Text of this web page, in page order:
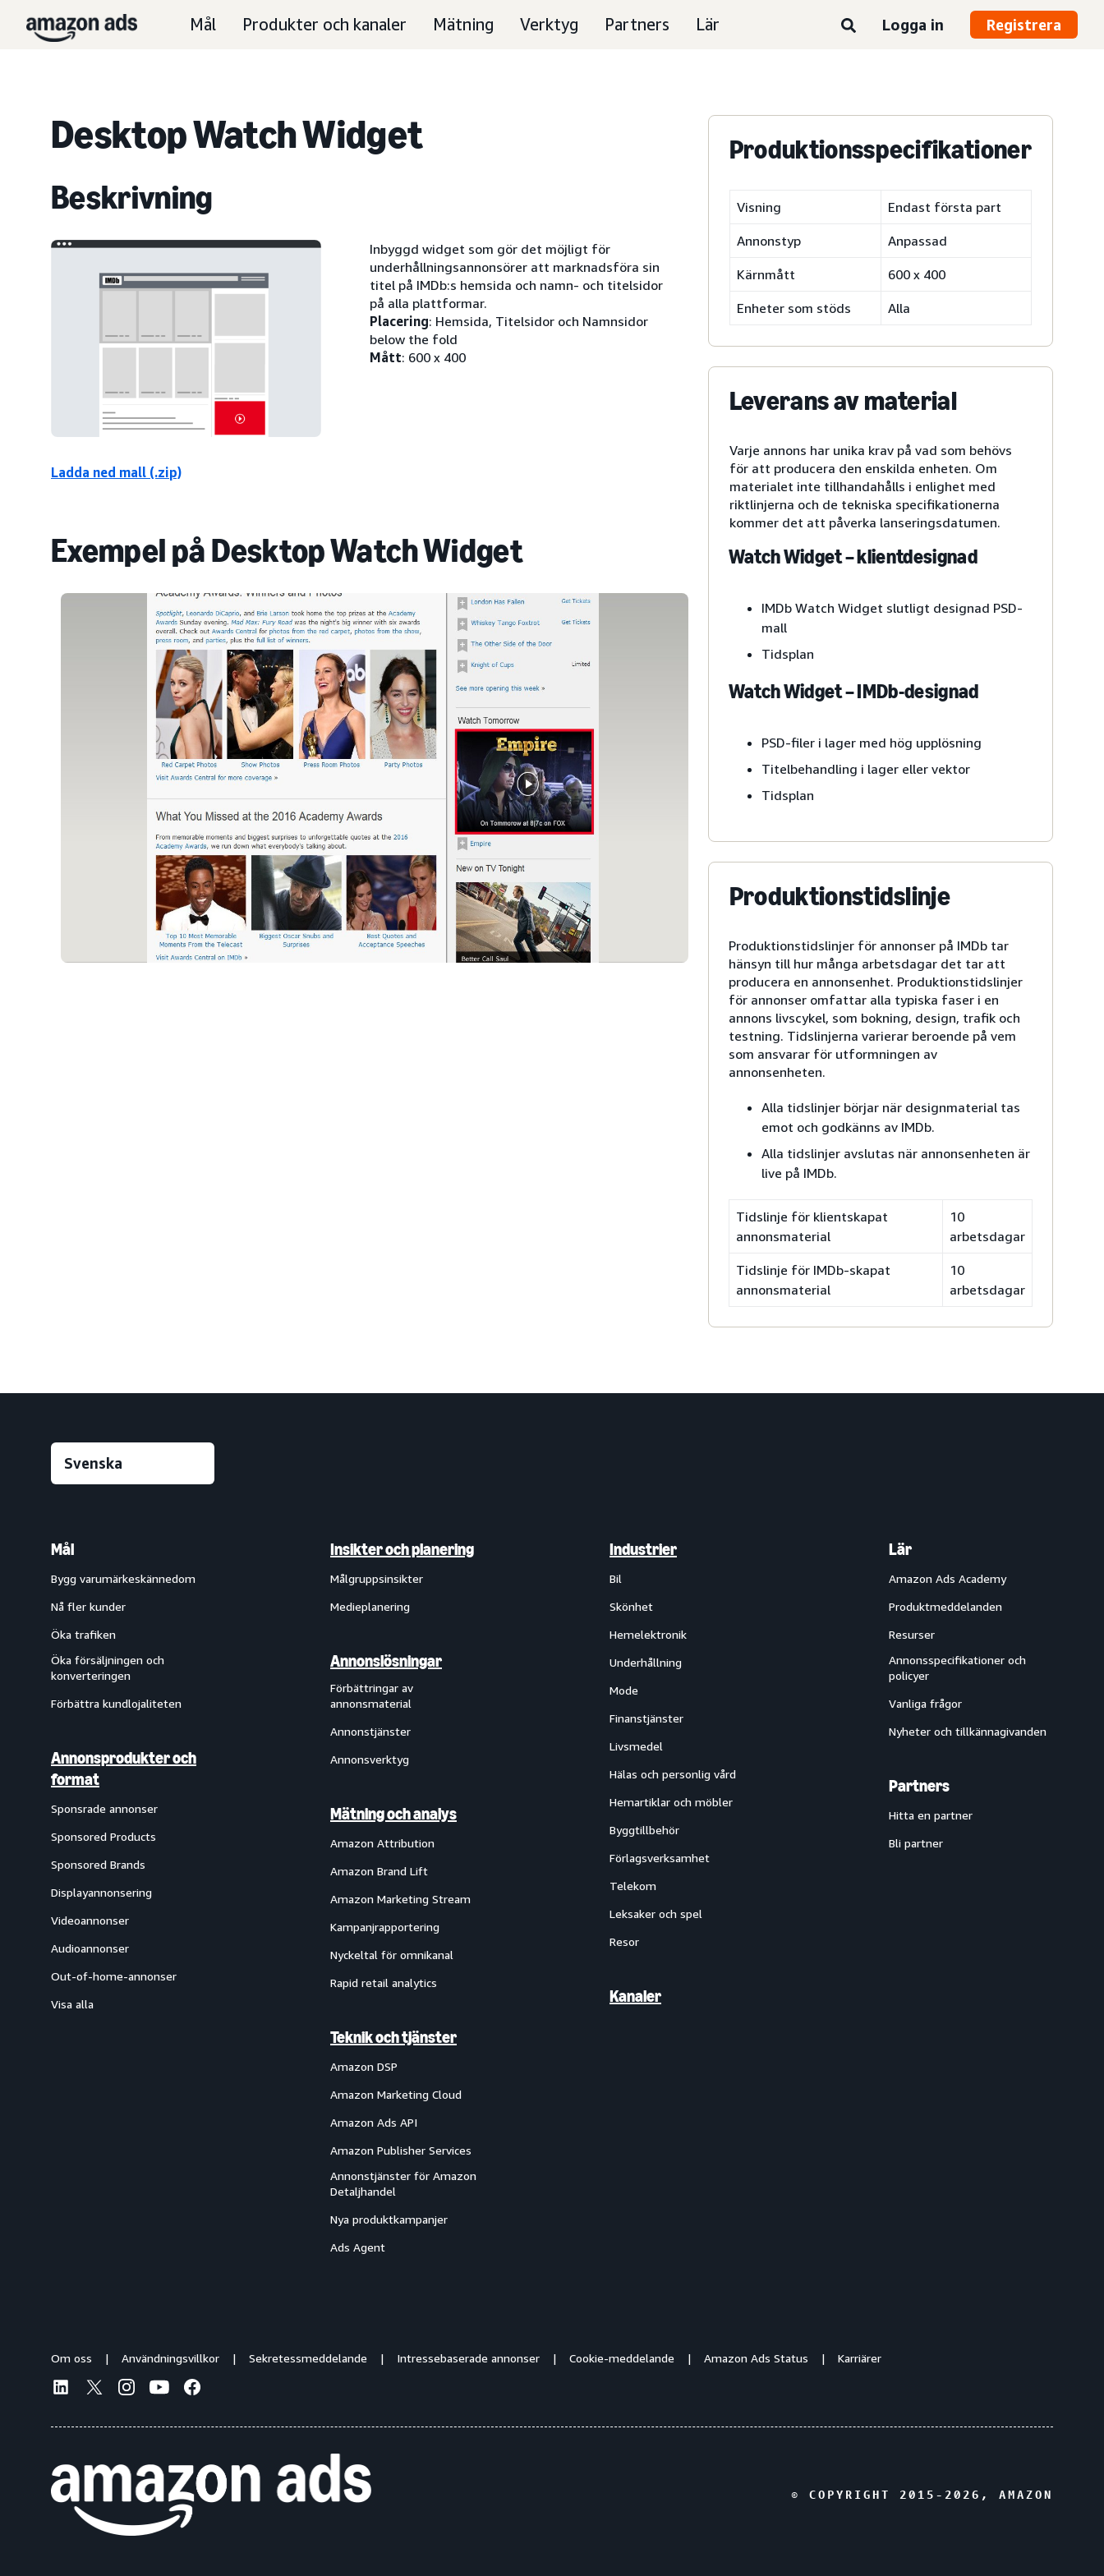
Mål Produkter och kanaler Mätning Verktyg Partners Lär Logga in Registrera
Desktop Watch Widget
Beskrivning
Ladda ned mall (.zip)
Inbyggd widget som gör det möjligt för
underhållningsannonsörer att marknadsföra sin
titel på IMDb:s hemsida och namn- och titelsidor
på alla plattformar.
Placering: Hemsida, Titelsidor och Namnsidor
below the fold
Mått: 600 x 400
Exempel på Desktop Watch Widget
Produktionsspecifikationer
Visning Endast första part
Annonstyp Anpassad
Kärnmått 600 x 400
Enheter som stöds Alla
Leverans av material
Varje annons har unika krav på vad som behövs
för att producera den enskilda enheten. Om
materialet inte tillhandahålls i enlighet med
riktlinjerna och de tekniska specifikationerna
kommer det att påverka lanseringsdatumen.
Watch Widget – klientdesignad
IMDb Watch Widget slutligt designad PSD-
mall
Tidsplan
Watch Widget – IMDb-designad
PSD-filer i lager med hög upplösning
Titelbehandling i lager eller vektor
Tidsplan
Produktionstidslinje
Produktionstidslinjer för annonser på IMDb tar
hänsyn till hur många arbetsdagar det tar att
producera en annonsenhet. Produktionstidslinjer
för annonser omfattar alla typiska faser i en
annons livscykel, som bokning, design, trafik och
testning. Tidslinjerna varierar beroende på vem
som ansvarar för utformningen av
annonsenheten.
Alla tidslinjer börjar när designmaterial tas
emot och godkänns av IMDb.
Alla tidslinjer avslutas när annonsenheten är
live på IMDb.
Tidslinje för klientskapat
annonsmaterial
10
arbetsdagar
Tidslinje för IMDb-skapat
annonsmaterial
10
arbetsdagar
Mål
Bygg varumärkeskännedom
Nå fler kunder
Öka trafiken
Öka försäljningen och
konverteringen
Förbättra kundlojaliteten
Annonsprodukter och
format
Sponsrade annonser
Sponsored Products
Sponsored Brands
Displayannonsering
Videoannonser
Audioannonser
Out-of-home-annonser
Visa alla
Insikter och planering
Målgruppsinsikter
Medieplanering
Annonslösningar
Förbättringar av
annonsmaterial
Annonstjänster
Annonsverktyg
Mätning och analys
Amazon Attribution
Amazon Brand Lift
Amazon Marketing Stream
Kampanjrapportering
Nyckeltal för omnikanal
Rapid retail analytics
Teknik och tjänster
Amazon DSP
Amazon Marketing Cloud
Amazon Ads API
Amazon Publisher Services
Annonstjänster för Amazon
Detaljhandel
Nya produktkampanjer
Ads Agent
Industrier
Bil
Skönhet
Hemelektronik
Underhållning
Mode
Finanstjänster
Livsmedel
Hälas och personlig vård
Hemartiklar och möbler
Byggtillbehör
Förlagsverksamhet
Telekom
Leksaker och spel
Resor
Kanaler
Lär
Amazon Ads Academy
Produktmeddelanden
Resurser
Annonsspecifikationer och
policyer
Vanliga frågor
Nyheter och tillkännagivanden
Partners
Hitta en partner
Bli partner
Om oss Användningsvillkor Sekretessmeddelande Intressebaserade annonser Cookie-meddelande Amazon Ads Status Karriärer
© COPYRIGHT 2015- 2026 , AMAZON